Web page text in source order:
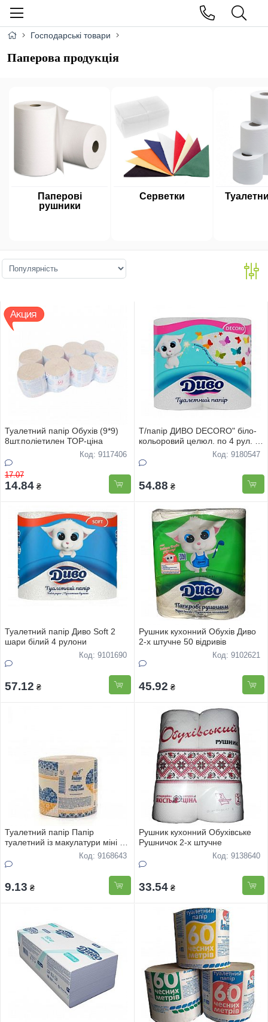
Господарські товари
Паперова продукція
Паперові
рушники
Серветки
Туалетний папір Обухів (9*9)
8шт.поліетилен ТОР-цiна
Код: 9117406
17.07
14.84 ₴
Т/папір ДИВО DECORO" біло-
кольоровий целюл. по 4 рул. 2-
Код: 9180547
54.88 ₴
Туалетний папір Диво Soft 2
шари білий 4 рулони
Код: 9101690
57.12 ₴
Рушник кухонний Обухів Диво
2-х штучне 50 відривів
Код: 9102621
45.92 ₴
Туалетний папір Папір
туалетний із макулатури міні з
Код: 9168643
9.13 ₴
Рушник кухонний Обухівське
Рушничок 2-х штучне
Код: 9138640
33.54 ₴